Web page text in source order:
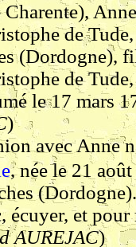
de
(Dordogne),
de
le 17 mars
)
avec Anne
, née le 21
écuyer, et
AUREJAC)